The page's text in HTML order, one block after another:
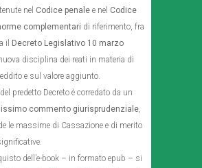
nel Codice penale e nel Codice
complementari di riferimento, fra
il
Decreto Legislativo 10 marzo
disciplina dei reati in materia di
e sul valore aggiunto.
predetto Decreto è corredato da un
commento giurisprudenziale,
le massime di Cassazione e di merito
dell’e-book – in formato epub – si